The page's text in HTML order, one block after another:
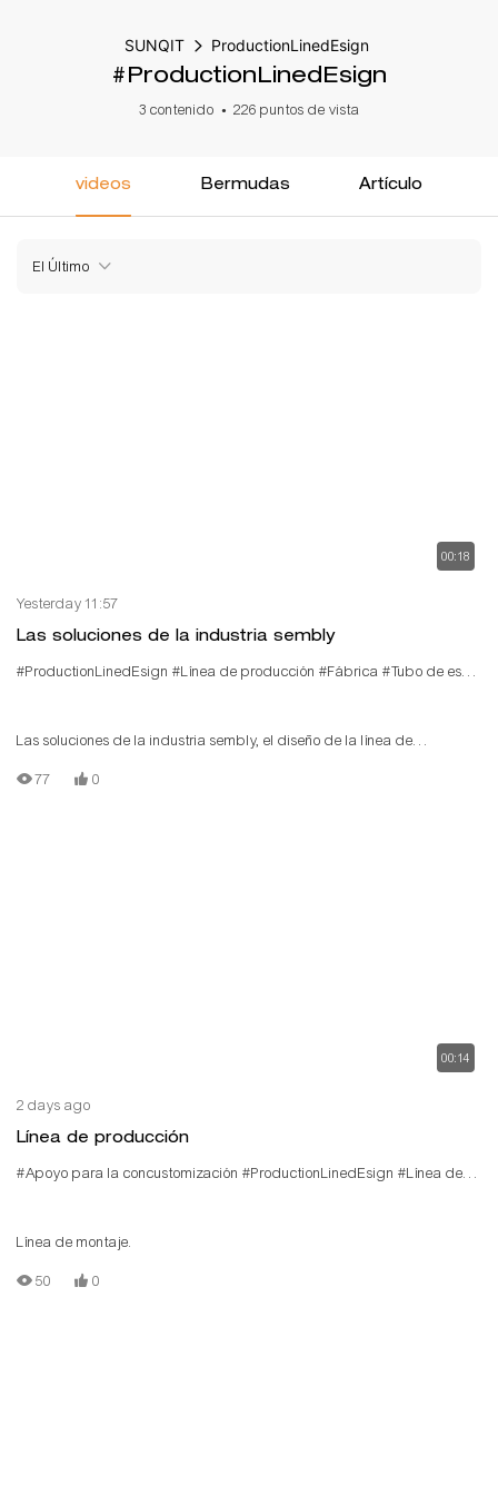
SUNQIT ProductionLinedEsign
#ProductionLinedEsign
3 contenido 226 puntos de vista
videos Bermudas Artículo
El Último
00:18
Yesterday 11:57
Las soluciones de la industria sembly
#ProductionLinedEsign #Línea de producción #Fábrica #Tubo de esbocoso
Las soluciones de la industria sembly, el diseño de la línea de
producción, utilizando la tercera generación de conexión de tubería
77 0
00:14
2 days ago
Línea de producción
#Apoyo para la concustomización #ProductionLinedEsign #Línea de producción
Línea de montaje.
50 0